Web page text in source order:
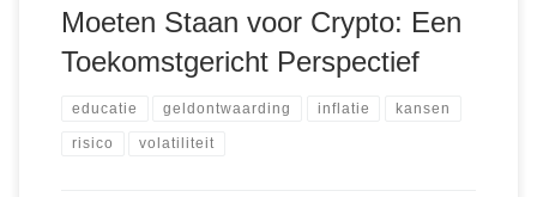
Moeten Staan voor Crypto: Een
Toekomstgericht Perspectief
educatie geldontwaarding inflatie kansen
risico volatiliteit